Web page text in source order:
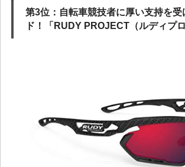
第3位：自転車競技者に厚い支持を受
ド！「RUDY PROJECT（ルディプ